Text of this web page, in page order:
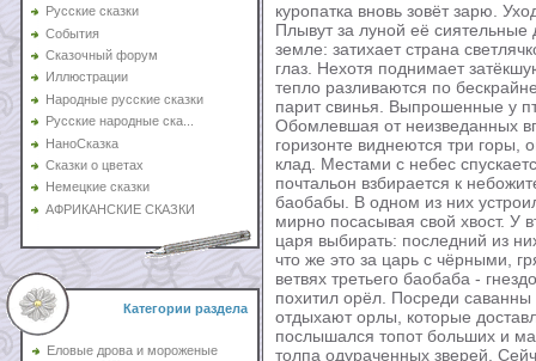
Русские сказки
События
Сказочный форум
Иллюстрации
Народные русские сказки
Русские народные ска...
НаноСказка
Сказки о цветах
Немецкие сказки
АФРИКАНСКИЕ СКАЗКИ
Категории раздела
Еловые дрова и мороженые
куропатка вновь зовёт зарю.
Плывут за луной её сиятельные
земле: затихает страна
глаз. Нехотя поднимает
тепло разливаются по
парит свинья. Выпрошенные у
Обомлевшая от неизведанных
горизонте виднеются три
клад. Местами с небес
почтальон взбирается к
баобабы. В одном из них
мирно посасывая свой хвост. У
царя выбирать: последний из
что же это за царь с чёрными,
ветвях третьего баобаба -
похитил орёл. Посреди
отдыхают орлы, которые
послышался топот больших и
толпа одураченных зверей.